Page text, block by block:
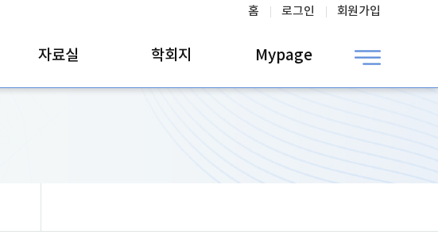
홈 로그인 회원가입
자료실 학회지 Mypage